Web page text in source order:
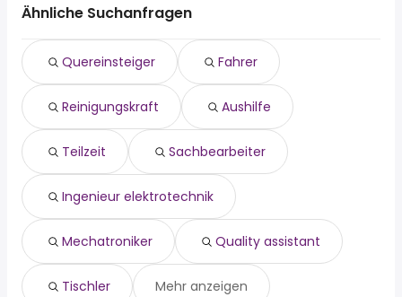
Taucha
Grimma
Taucha
Schmölln
Frohburg
Hohenmölsen
Zwenkau
fahrer
teilzeit
sachbearbeiter
ingenieur elektrotechnik
mechatroniker
quality assistant
Ähnliche Suchanfragen
Quereinsteiger Fahrer
Reinigungskraft Aushilfe
Teilzeit Sachbearbeiter
Ingenieur elektrotechnik
Mechatroniker Quality assistant
Tischler Mehr anzeigen